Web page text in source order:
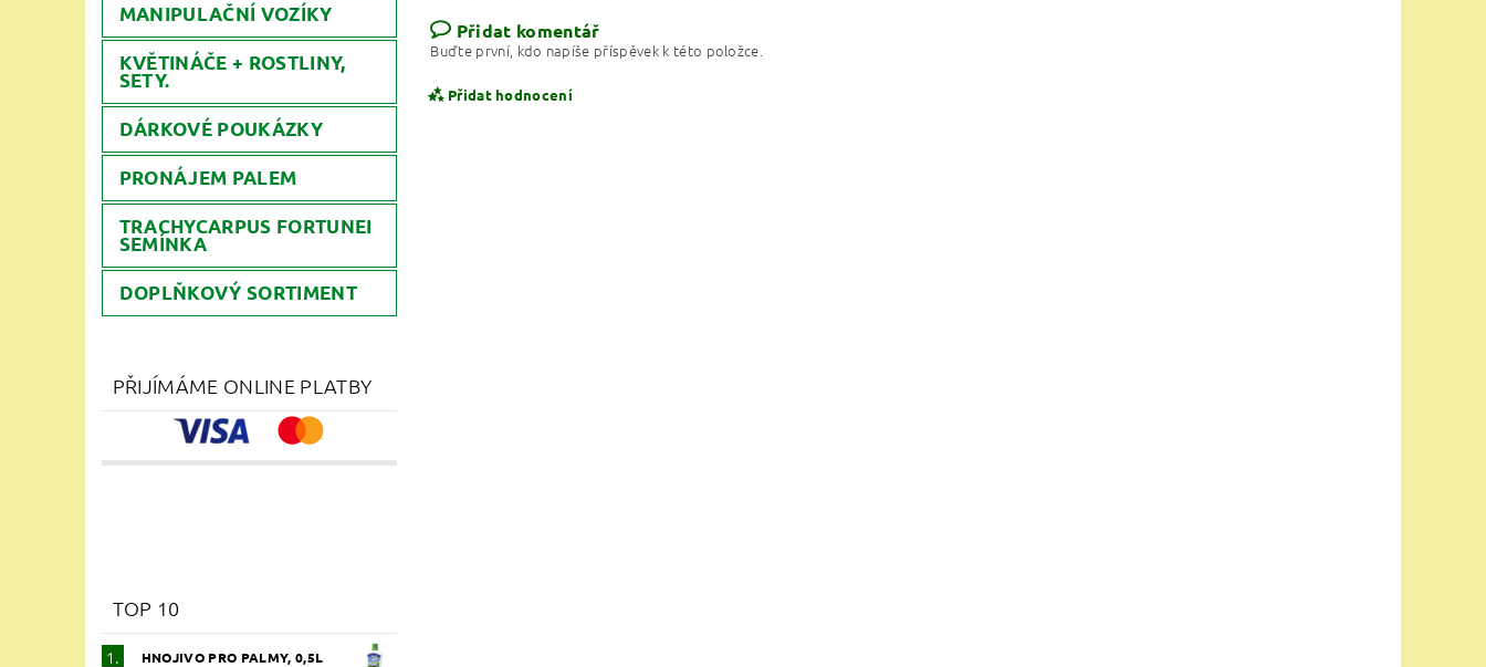
MANIPULAČNÍ VOZÍKY
KVĚTINÁČE + ROSTLINY,
SETY.
DÁRKOVÉ POUKÁZKY
PRONÁJEM PALEM
TRACHYCARPUS FORTUNEI
SEMÍNKA
DOPLŇKOVÝ SORTIMENT
PŘIJÍMÁME ONLINE PLATBY
TOP 10
HNOJIVO PRO PALMY, 0,5L
Přidat komentář
Buďte první, kdo napíše příspěvek k této položce.
Přidat hodnocení